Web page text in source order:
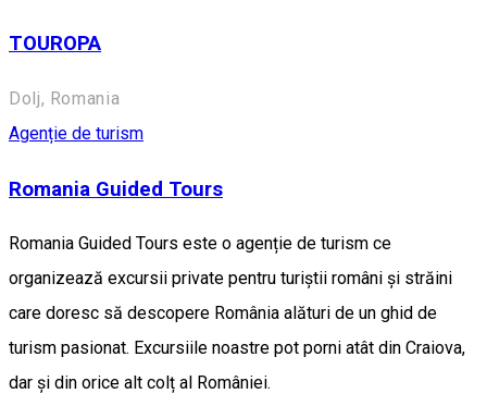
TOUROPA
Dolj, Romania
Agenție de turism
Romania Guided Tours
Romania Guided Tours este o agenție de turism ce
organizează excursii private pentru turiștii români și străini
care doresc să descopere România alături de un ghid de
turism pasionat. Excursiile noastre pot porni atât din Craiova,
dar și din orice alt colț al României.